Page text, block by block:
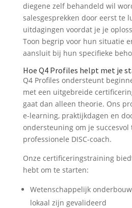
diegene zelf behandeld wil
salesgesprekken door eerst te
uitdagingen voordat je je
Toon begrip voor hun situatie
aansluit bij hun specifieke
Hoe Q4 Profiles helpt met je
Q4 Profiles ondersteunt
met een uitgebreide
gaat dan alleen theorie. Ons
e-learning, praktijkdagen en
ondersteuning om je succesvol
professionele DISC-coach.
Onze certificeringstraining
hebt om te starten:
Wetenschappelijk
lokaal zijn gevalideerd